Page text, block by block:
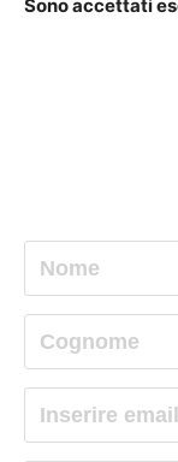
Sono accettati